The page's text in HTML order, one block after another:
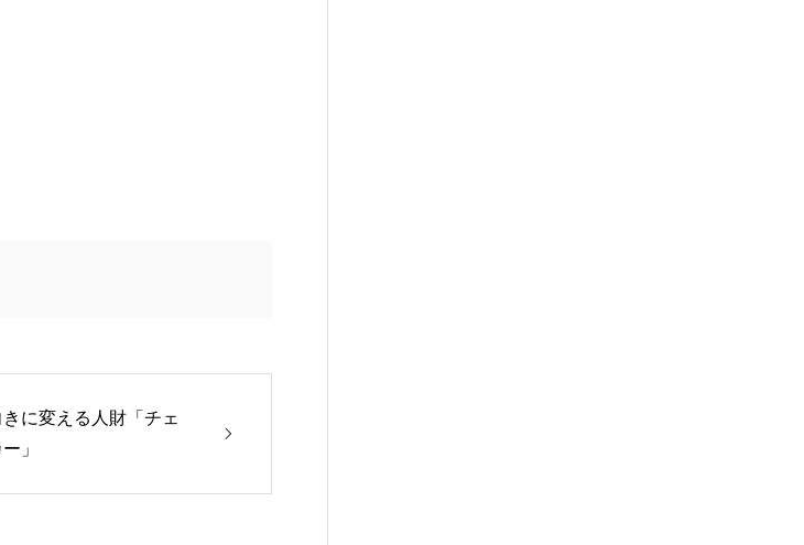
に変える人財「チェ
」